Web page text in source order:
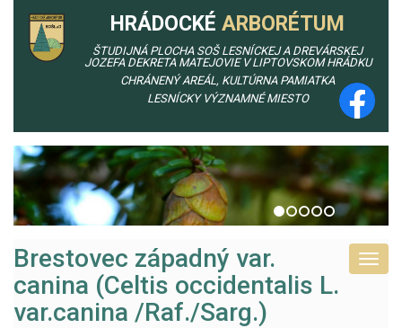
HRÁDOCKÉARBORÉTUM
ŠTUDIJNÁ PLOCHA SOŠ LESNÍCKEJ A DREVÁRSKEJ
JOZEFA DEKRETA MATEJOVIE V LIPTOVSKOM HRÁDKU
CHRÁNENÝ AREÁL, KULTÚRNA PAMIATKA
LESNÍCKY VÝZNAMNÉ MIESTO
Brestovec západný var.
canina (Celtis occidentalis L.
var.canina /Raf./Sarg.)